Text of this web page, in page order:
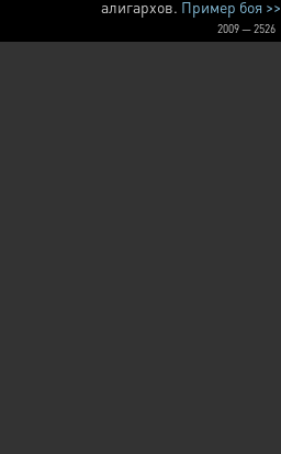
алигархов. Пример боя >>
2009 — 2526